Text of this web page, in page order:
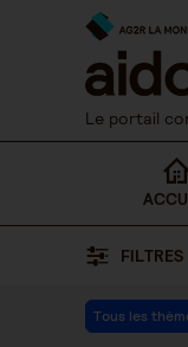
Le portail
FILTRES
Tous les